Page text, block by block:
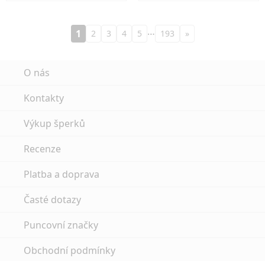
1 2 3 4 5 … 193 »
O nás
Kontakty
Výkup šperků
Recenze
Platba a doprava
Časté dotazy
Puncovní značky
Obchodní podmínky